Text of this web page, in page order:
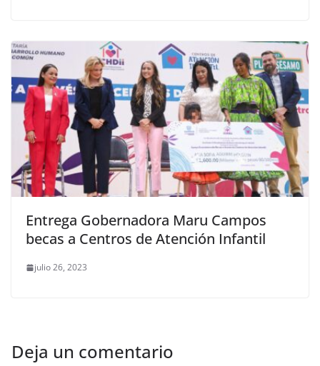
Entrega Gobernadora Maru Campos
becas a Centros de Atención Infantil
julio 26, 2023
Deja un comentario